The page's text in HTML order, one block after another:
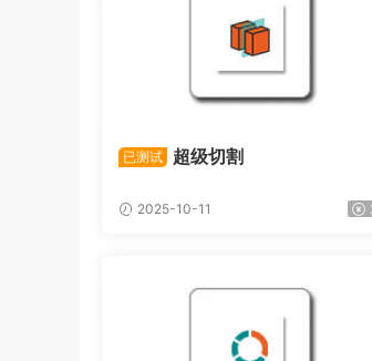
已测试 超级切割
2025-10-11